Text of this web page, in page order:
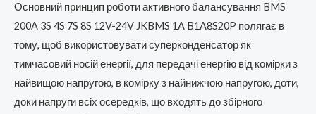
Основний принцип роботи активного балансування BMS
200A 3S 4S 7S 8S 12V-24V JKBMS 1A B1A8S20P полягає в
тому, щоб використовувати суперконденсатор як
тимчасовий носій енергії, для передачі енергію від комірки з
найвищою напругою, в комірку з найнижчою напругою, доти,
доки напруги всіх осередків, що входять до збірного